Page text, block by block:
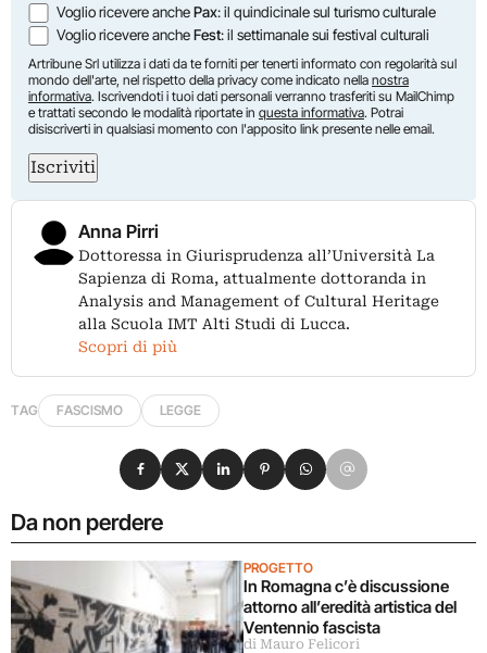
Voglio ricevere anchePax: il quindicinale sul turismo culturale
Voglio ricevere ancheFest: il settimanale sui festival culturali
Artribune Srl utilizza i dati da te forniti per tenerti informato con regolarità sul
mondo dell'arte, nel rispetto della privacy come indicato nella nostra
informativa. Iscrivendoti i tuoi dati personali verranno trasferiti su MailChimp
e trattati secondo le modalità riportate in questa informativa. Potrai
disiscriverti in qualsiasi momento con l'apposito link presente nelle email.
Iscriviti
Anna Pirri
Dottoressa in Giurisprudenza all’Università La
Sapienza di Roma, attualmente dottoranda in
Analysis and Management of Cultural Heritage
alla Scuola IMT Alti Studi di Lucca.
Scopri di più
TAG FASCISMO LEGGE
Da non perdere
PROGETTO
In Romagna c’è discussione
attorno all’eredità artistica del
Ventennio fascista
di Mauro Felicori
Condividi su Facebook
Condividi su X
Condividi su LinkedIn
Condividi su Pinterest
Condividi su WhatsApp
Condividi su Email